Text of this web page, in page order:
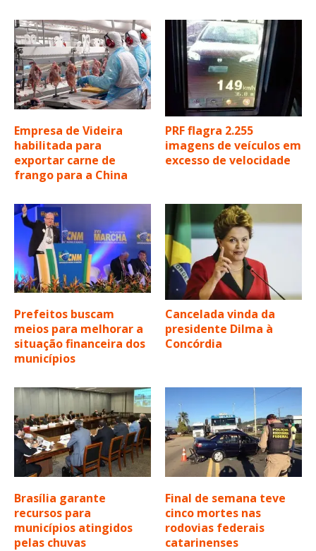
Empresa de Videira
habilitada para
exportar carne de
frango para a China
PRF flagra 2.255
imagens de veículos em
excesso de velocidade
Prefeitos buscam
meios para melhorar a
situação financeira dos
municípios
Cancelada vinda da
presidente Dilma à
Concórdia
Brasília garante
recursos para
municípios atingidos
pelas chuvas
Final de semana teve
cinco mortes nas
rodovias federais
catarinenses